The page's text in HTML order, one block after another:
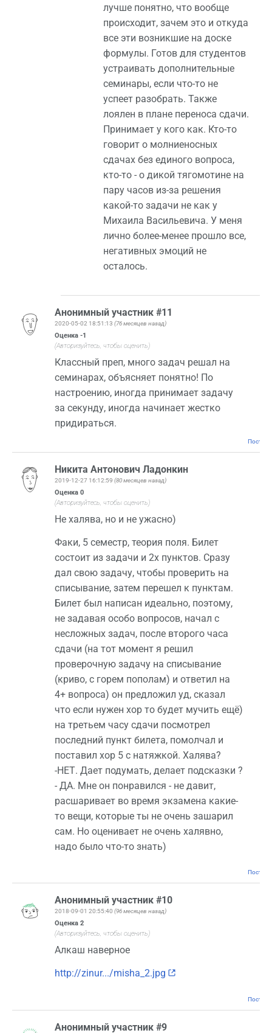
лучше понятно, что вообще
происходит, зачем это и откуда
все эти возникшие на доске
формулы. Готов для студентов
устраивать дополнительные
семинары, если что-то не
успеет разобрать. Также
лоялен в плане переноса сдачи.
Принимает у кого как. Кто-то
говорит о молниеносных
сдачах без единого вопроса,
кто-то - о дикой тягомотине на
пару часов из-за решения
какой-то задачи не как у
Михаила Васильевича. У меня
лично более-менее прошло все,
негативных эмоций не
осталось.
Анонимный участник #11
2020-05-02 18:51:13 (76 месяцев назад)
Оценка -1
(Авторизуйтесь, чтобы оценить)
Классный преп, много задач решал на
семинарах, объясняет понятно! По
настроению, иногда принимает задачу
за секунду, иногда начинает жестко
придираться.
Никита Антонович Ладонкин
2019-12-27 16:12:59 (80 месяцев назад)
Оценка 0
(Авторизуйтесь, чтобы оценить)
Не халява, но и не ужасно)
Факи, 5 семестр, теория поля. Билет
состоит из задачи и 2х пунктов. Сразу
дал свою задачу, чтобы проверить на
списывание, затем перешел к пунктам.
Билет был написан идеально, поэтому,
не задавая особо вопросов, начал с
несложных задач, после второго часа
сдачи (на тот момент я решил
проверочную задачу на списывание
(криво, с горем пополам) и ответил на
4+ вопроса) он предложил уд, сказал
что если нужен хор то будет мучить ещё)
на третьем часу сдачи посмотрел
последний пункт билета, помолчал и
поставил хор 5 с натяжкой. Халява?
-НЕТ. Дает подумать, делает подсказки ?
- ДА. Мне он понравился - не давит,
расшаривает во время экзамена какие-
то вещи, которые ты не очень зашарил
сам. Но оценивает не очень халявно,
надо было что-то знать)
Анонимный участник #10
2018-09-01 20:55:40 (96 месяцев назад)
Оценка 2
(Авторизуйтесь, чтобы оценить)
Алкаш наверное
http://zinur.../misha_2.jpg
Анонимный участник #9